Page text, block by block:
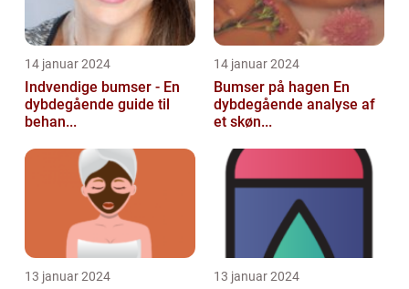
14 januar 2024
Indvendige bumser - En
dybdegående guide til
behan...
14 januar 2024
Bumser på hagen En
dybdegående analyse af
et skøn...
13 januar 2024 13 januar 2024